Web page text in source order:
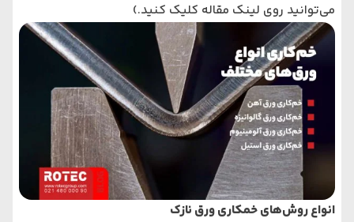
می‌توانید روی لینک مقاله کلیک کنید.)
انواع روش‌های خمکاری ورق نازک